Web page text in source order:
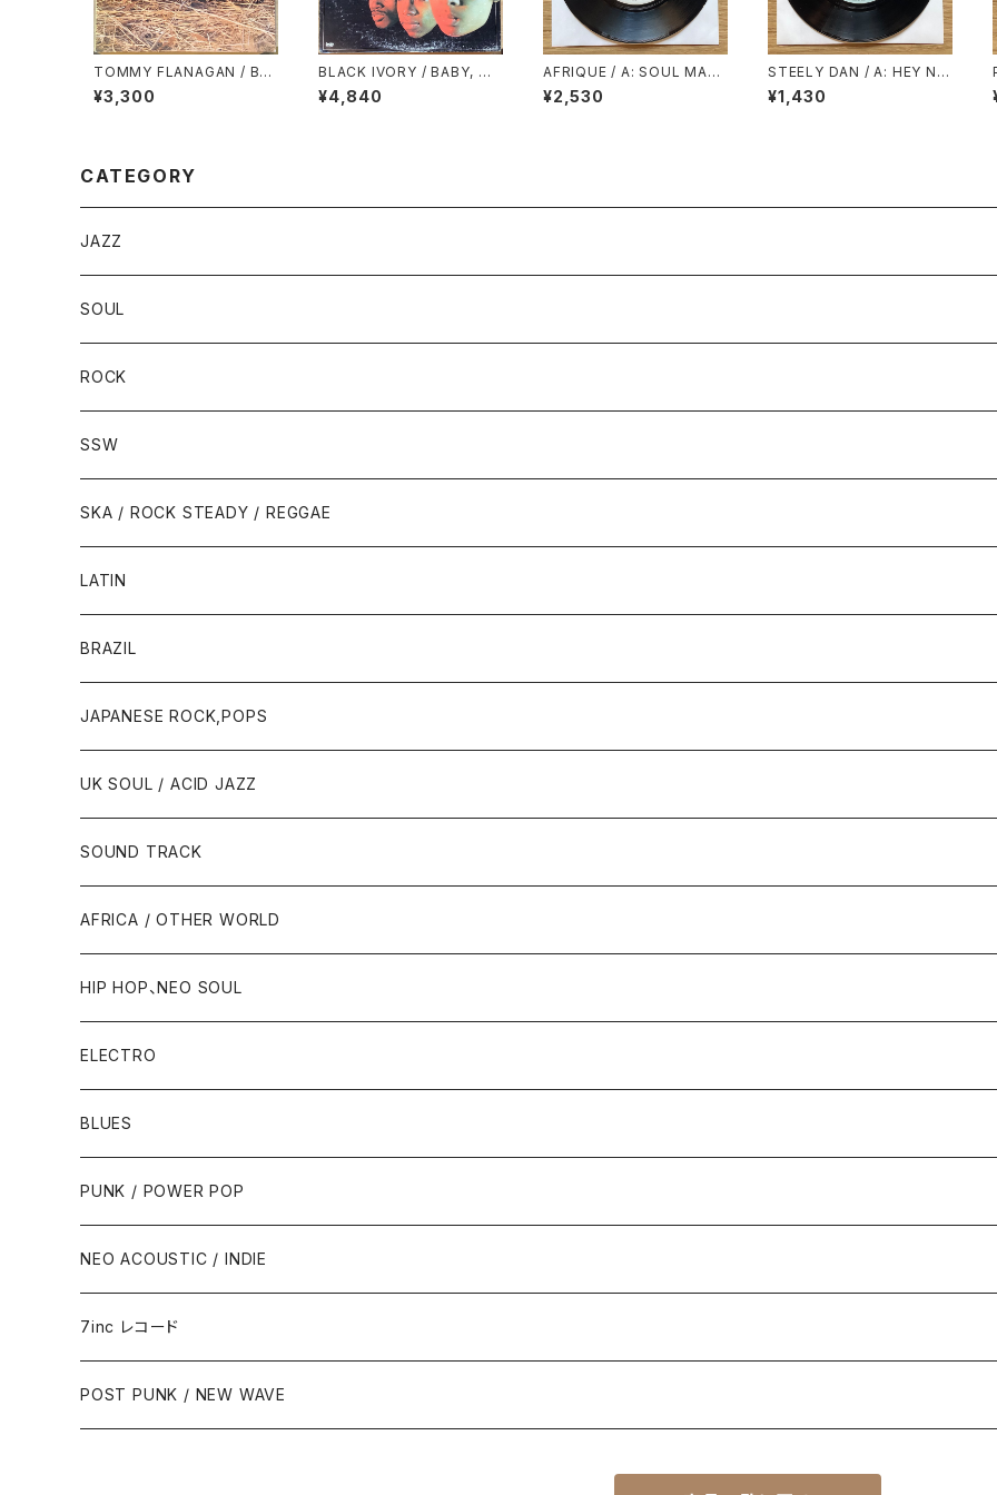
TOMMY FLANAGAN / BAL
LADS & BLUES
¥3,300
BLACK IVORY / BABY, W
ON’T YOU CHANGE YOU
R MIND
¥4,840
AFRIQUE / A: SOUL MAK
OSSA (LONG VERSION) /
B: SOUL MAKOSSA (SHO
¥2,530
STEELY DAN / A: HEY NIN
ETEEN / B: BODHISATTV
A
¥1,430
CATEGORY
JAZZ
SOUL
ROCK
SSW
SKA / ROCK STEADY / REGGAE
LATIN
BRAZIL
JAPANESE ROCK,POPS
UK SOUL / ACID JAZZ
SOUND TRACK
AFRICA / OTHER WORLD
HIP HOP、NEO SOUL
ELECTRO
BLUES
PUNK / POWER POP
NEO ACOUSTIC / INDIE
7inc レコード
PUNK / 2TONE
POST PUNK / NEW WAVE